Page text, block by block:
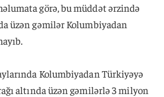
görə, bu müddət ərzində
üzən gəmilər Kolumbiyadan
Kolumbiyadan Türkiyəyə
altında üzən gəmilərlə 3 milyon